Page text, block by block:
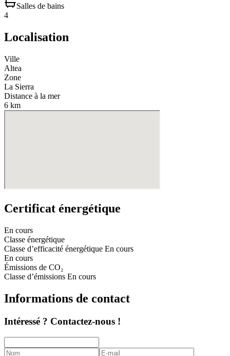
Salles de bains
4
Localisation
Ville
Altea
Zone
La Sierra
Distance à la mer
6 km
Certificat énergétique
En cours
Classe énergétique
Classe d’efficacité énergétique En cours
En cours
Émissions de CO₂
Classe d’émissions En cours
Informations de contact
Intéressé ? Contactez-nous !